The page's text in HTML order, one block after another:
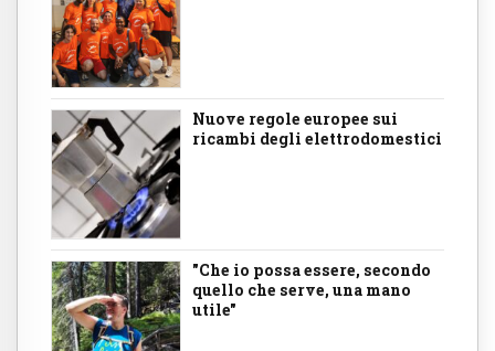
Nuove regole europee sui
ricambi degli elettrodomestici
"Che io possa essere, secondo
quello che serve, una mano
utile"